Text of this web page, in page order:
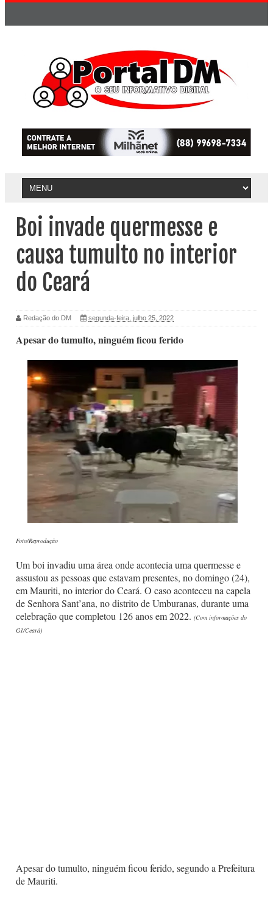
Boi invade quermesse e
causa tumulto no interior
do Ceará
Redação do DM segunda-feira, julho 25, 2022
Apesar do tumulto, ninguém ficou ferido
Foto/Reprodução
Um boi invadiu uma área onde acontecia uma quermesse e
assustou as pessoas que estavam presentes, no domingo (24),
em Mauriti, no interior do Ceará. O caso aconteceu na capela
de Senhora Sant’ana, no distrito de Umburanas, durante uma
celebração que completou 126 anos em 2022. (Com informações do
G1/Ceará)
Apesar do tumulto, ninguém ficou ferido, segundo a Prefeitura
de Mauriti.